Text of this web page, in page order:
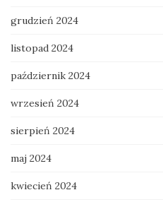
grudzień 2024
listopad 2024
październik 2024
wrzesień 2024
sierpień 2024
maj 2024
kwiecień 2024